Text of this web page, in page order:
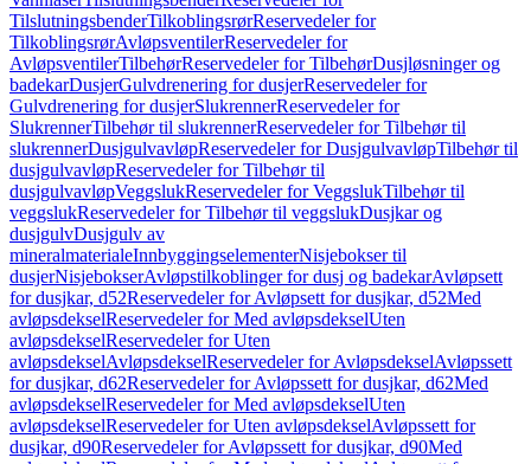
TilslutningsbenderTilkoblingsrørReservedeler for
TilkoblingsrørAvløpsventilerReservedeler for
AvløpsventilerTilbehørReservedeler for TilbehørDusjløsninger og
badekarDusjerGulvdrenering for dusjerReservedeler for
Gulvdrenering for dusjerSlukrennerReservedeler for
SlukrennerTilbehør til slukrennerReservedeler for Tilbehør til
slukrennerDusjgulvavløpReservedeler for DusjgulvavløpTilbehør til
dusjgulvavløpReservedeler for Tilbehør til
dusjgulvavløpVeggslukReservedeler for VeggslukTilbehør til
veggslukReservedeler for Tilbehør til veggslukDusjkar og
dusjgulvDusjgulv av
mineralmaterialeInnbyggingselementerNisjebokser til
dusjerNisjebokserAvløpstilkoblinger for dusj og badekarAvløpsett
for dusjkar, d52Reservedeler for Avløpsett for dusjkar, d52Med
avløpsdekselReservedeler for Med avløpsdekselUten
avløpsdekselReservedeler for Uten
avløpsdekselAvløpsdekselReservedeler for AvløpsdekselAvløpssett
for dusjkar, d62Reservedeler for Avløpssett for dusjkar, d62Med
avløpsdekselReservedeler for Med avløpsdekselUten
avløpsdekselReservedeler for Uten avløpsdekselAvløpssett for
dusjkar, d90Reservedeler for Avløpssett for dusjkar, d90Med